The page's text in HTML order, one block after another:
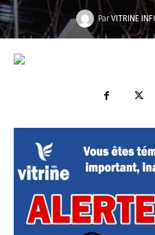
Par VITRINE